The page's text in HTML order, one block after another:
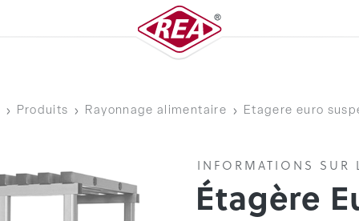
Produits Rayonnage alimentaire Etagere euro
INFORMATIONS SUR
Étagère